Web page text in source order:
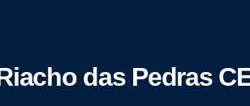
das Pedras